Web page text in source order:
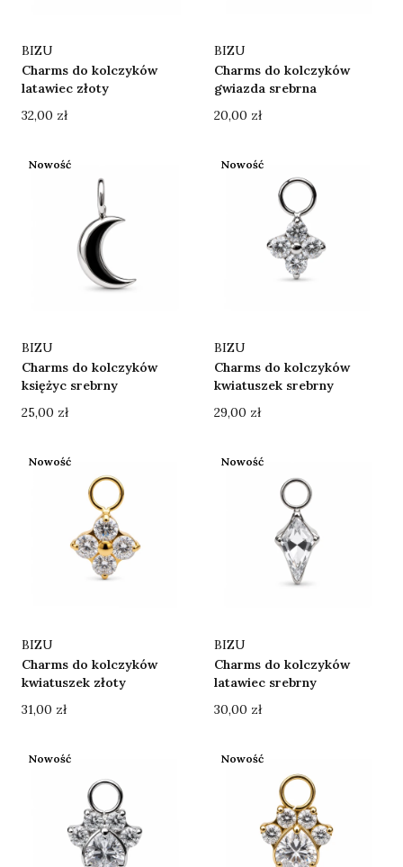
Charms do kolczyków
latawiec złoty
Producent
BIZU
Cena
32,00 zł
Charms do kolczyków
gwiazda srebrna
Producent
BIZU
Cena
20,00 zł
Nowość
Charms do kolczyków
księżyc srebrny
Producent
BIZU
Cena
25,00 zł
Nowość
Charms do kolczyków
kwiatuszek srebrny
Producent
BIZU
Cena
29,00 zł
Nowość
Charms do kolczyków
kwiatuszek złoty
Producent
BIZU
Cena
31,00 zł
Nowość
Charms do kolczyków
latawiec srebrny
Producent
BIZU
Cena
30,00 zł
Nowość Nowość